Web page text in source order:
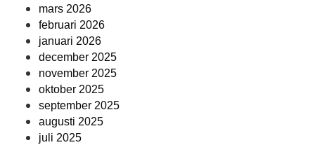
mars 2026
februari 2026
januari 2026
december 2025
november 2025
oktober 2025
september 2025
augusti 2025
juli 2025